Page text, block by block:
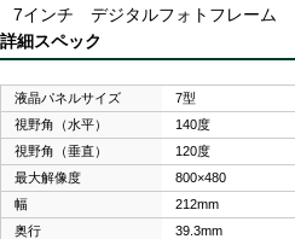
7インチ デジタルフォトフレーム
詳細スペック
液晶パネルサイズ
7型
視野角（水平）
140度
視野角（垂直）
120度
最大解像度
800×480
幅
212mm
奥行
39.3mm